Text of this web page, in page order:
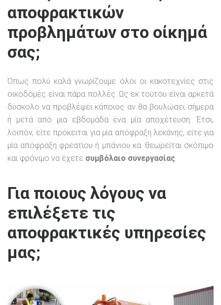
αποφρακτικών
προβλημάτων στο οίκημά
σας;
Όπως πολύ καλά γνωρίζουμε όλοι οι κακοτεχνίες στις
οικοδομές είναι πάρα πολλές. Ως εκ τούτου είναι αρκετά
δύσκολο να προβλέψει κάποιος αν θα βουλώσει σήμερα
ή μετά από μια εβδομάδα ένα μία αποχέτευση. Έτσι,
λοιπόν, είτε πρόκειται για μία απόφραξη λεκάνης, είτε για
μία απόφραξη φρεατίου ή μπάνιου κα. θεωρείται σκόπιμο
και φρόνιμο να έχετε συμβόλαιο συνεργασίας.
Για ποιους λόγους να
επιλέξετε τις
αποφρακτικές υπηρεσίες
μας;